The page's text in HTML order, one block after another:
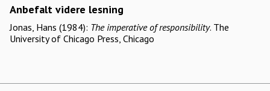
Anbefalt videre lesning
Jonas, Hans (1984): The imperative of responsibility. The
University of Chicago Press, Chicago